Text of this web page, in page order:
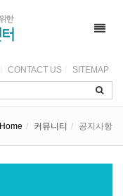
CONTACT US SITEMAP
Home 커뮤니티 공지사항